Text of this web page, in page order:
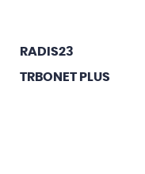
RADIS23
TRBONET PLUS